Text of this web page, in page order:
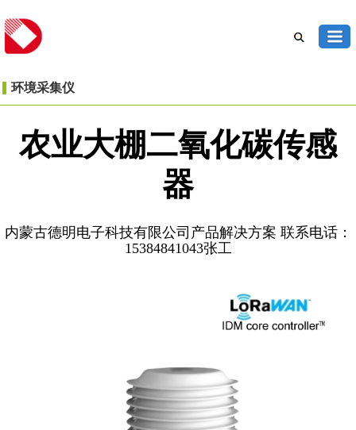
环境采集仪
农业大棚二氧化碳传感
器
内蒙古德明电子科技有限公司产品解决方案 联系电话：
15384841043张工